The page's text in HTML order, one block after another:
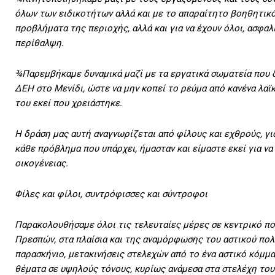
όλων των ειδικοτήτων αλλά και με το απαραίτητο
προβλήματα της περιοχής, αλλά και για να έχουν όλοι,
περίθαλψη.
¾Παρεμβήκαμε δυναμικά μαζί με τα εργατικά σωματεία
ΔΕΗ στο Μενίδι, ώστε να μην κοπεί το ρεύμα από κανένα
του εκεί που χρειάστηκε.
Η δράση μας αυτή αναγνωρίζεται από φίλους και εχθρούς,
κάθε πρόβλημα που υπάρχει, ήμασταν και είμαστε εκεί για
οικογένειας.
Φίλες και φίλοι, συντρόφισσες και σύντροφοι
Παρακολουθήσαμε όλοι τις τελευταίες μέρες σε κεντρικό
Πρεσπών, στα πλαίσια και της αναμόρφωσης του αστικού
παρασκήνιο, μετακινήσεις στελεχών από το ένα αστικό
θέματα σε υψηλούς τόνους, κυρίως ανάμεσα στα στελέχη